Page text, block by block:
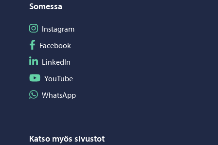
Somessa
Seuraa Instagram
Instagram
Seuraa Facebook
Facebook
Seuraa LinkedIn
LinkedIn
Seuraa YouTube
YouTube
Jaa WhatsApp
WhatsApp
Katso myös sivustot